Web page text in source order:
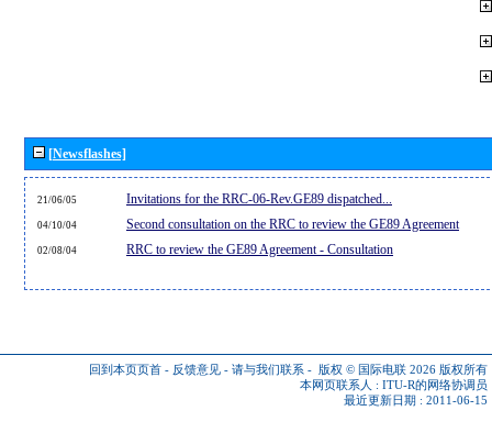
[Newsflashes]
21/06/05 Invitations for the RRC-06-Rev.GE89 dispatched...
04/10/04 Second consultation on the RRC to review the GE89 Agreement
02/08/04 RRC to review the GE89 Agreement - Consultation
回到本页页首 - 反馈意见 - 请与我们联系 - 版权 © 国际电联 2026 版权所有
本网页联系人 : ITU-R的网络协调员
最近更新日期 : 2011-06-15